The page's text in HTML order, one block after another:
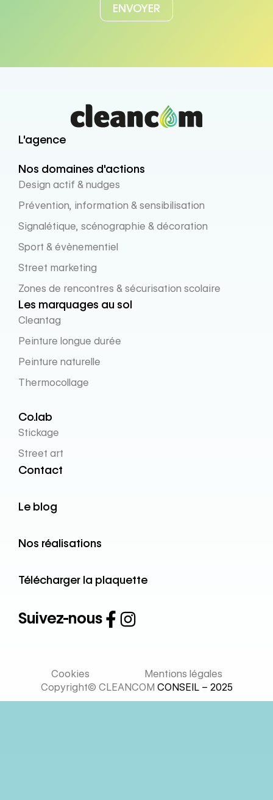
L'agence
Nos domaines d'actions
Design actif & nudges
Prévention, information & sensibilisation
Signalétique, scénographie & décoration
Sport & évènementiel
Street marketing
Zones de rencontres & sécurisation scolaire
Les marquages au sol
Cleantag
Peinture longue durée
Peinture naturelle
Thermocollage
Co.lab
Stickage
Street art
Contact
Le blog
Nos réalisations
Télécharger la plaquette
Suivez-nous
Cookies
Mentions légales
Copyright© CLEANCOM CONSEIL – 2025